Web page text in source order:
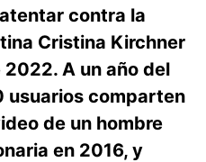
contra la
Cristina Kirchner
A un año del
usuarios comparten
de un hombre
en 2016, y